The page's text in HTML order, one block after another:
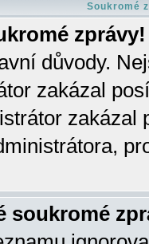
Soukromé
zprávy!
důvody.
zakázal
zakázal
soukromé